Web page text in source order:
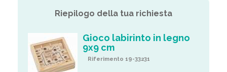
Riepilogo della tua richiesta
Gioco labirinto in legno
9x9 cm
Riferimento 19-33231